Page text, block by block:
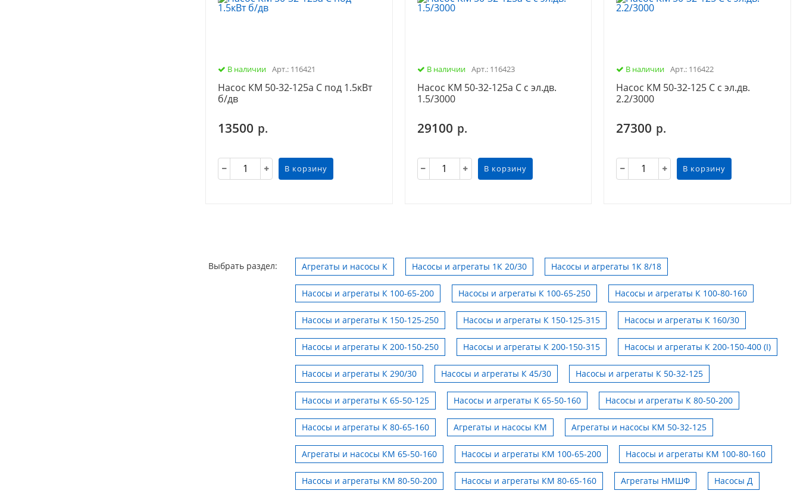
В наличии Арт.: 116421
Насос КМ 50-32-125а С под 1.5кВт
б/дв
13500 р.
В корзину
В наличии Арт.: 116423
Насос КМ 50-32-125а С с эл.дв.
1.5/3000
29100 р.
В корзину
В наличии Арт.: 116422
Насос КМ 50-32-125 С с эл.дв.
2.2/3000
27300 р.
В корзину
Выбрать раздел: Агрегаты и насосы К Насосы и агрегаты 1К 20/30 Насосы и агрегаты 1К 8/18
Насосы и агрегаты К 100-65-200 Насосы и агрегаты К 100-65-250 Насосы и агрегаты К 100-80-160
Насосы и агрегаты К 150-125-250 Насосы и агрегаты К 150-125-315 Насосы и агрегаты К 160/30
Насосы и агрегаты К 200-150-250 Насосы и агрегаты К 200-150-315 Насосы и агрегаты К 200-150-400 (I)
Насосы и агрегаты К 290/30 Насосы и агрегаты К 45/30 Насосы и агрегаты К 50-32-125
Насосы и агрегаты К 65-50-125 Насосы и агрегаты К 65-50-160 Насосы и агрегаты К 80-50-200
Насосы и агрегаты К 80-65-160 Агрегаты и насосы КМ Агрегаты и насосы КМ 50-32-125
Агрегаты и насосы КМ 65-50-160 Насосы и агрегаты КМ 100-65-200 Насосы и агрегаты КМ 100-80-160
Насосы и агрегаты КМ 80-50-200 Насосы и агрегаты КМ 80-65-160 Агрегаты НМШФ Насосы Д